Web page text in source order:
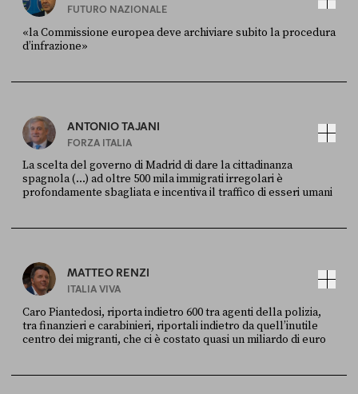
FUTURO NAZIONALE
«la Commissione europea deve archiviare subito la procedura
d’infrazione»
ANTONIO TAJANI
FORZA ITALIA
La scelta del governo di Madrid di dare la cittadinanza
spagnola (...) ad oltre 500 mila immigrati irregolari è
profondamente sbagliata e incentiva il traffico di esseri umani
MATTEO RENZI
ITALIA VIVA
Caro Piantedosi, riporta indietro 600 tra agenti della polizia,
tra finanzieri e carabinieri, riportali indietro da quell’inutile
centro dei migranti, che ci è costato quasi un miliardo di euro